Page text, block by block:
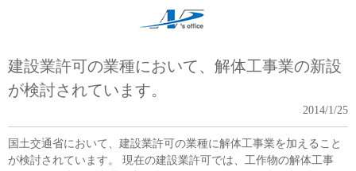
建設業許可の業種において、解体工事業の新設
が検討されています。
2014/1/25
国土交通省において、建設業許可の業種に解体工事業を加えること
が検討されています。 現在の建設業許可では、工作物の解体工事